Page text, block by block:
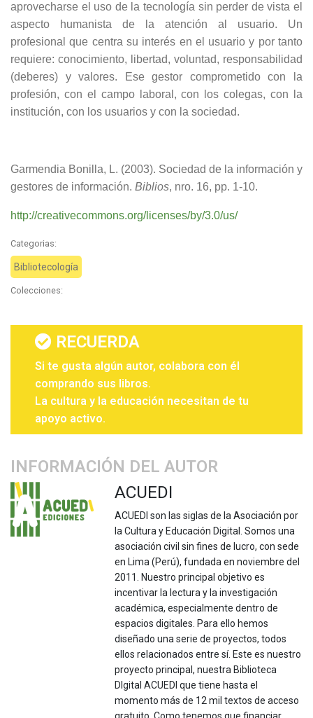
aprovecharse el uso de la tecnología sin perder de vista el
aspecto humanista de la atención al usuario. Un
profesional que centra su interés en el usuario y por tanto
requiere: conocimiento, libertad, voluntad, responsabilidad
(deberes) y valores. Ese gestor comprometido con la
profesión, con el campo laboral, con los colegas, con la
institución, con los usuarios y con la sociedad.
Garmendia Bonilla, L. (2003). Sociedad de la información y
gestores de información. Biblios, nro. 16, pp. 1-10.
http://creativecommons.org/licenses/by/3.0/us/
Categorias:
Bibliotecología
Colecciones:
RECUERDA
Si te gusta algún autor, colabora con él
comprando sus libros.
La cultura y la educación necesitan de tu
apoyo activo.
INFORMACIÓN DEL AUTOR
ACUEDI
ACUEDI son las siglas de la Asociación por
la Cultura y Educación Digital. Somos una
asociación civil sin fines de lucro, con sede
en Lima (Perú), fundada en noviembre del
2011. Nuestro principal objetivo es
incentivar la lectura y la investigación
académica, especialmente dentro de
espacios digitales. Para ello hemos
diseñado una serie de proyectos, todos
ellos relacionados entre sí. Este es nuestro
proyecto principal, nuestra Biblioteca
DIgital ACUEDI que tiene hasta el
momento más de 12 mil textos de acceso